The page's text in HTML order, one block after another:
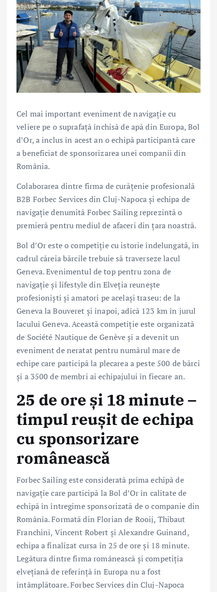
Cel mai important eveniment de navigație cu
veliere pe o suprafață închisă de apă din Europa, Bol
d’Or, a inclus în acest an o echipă participantă care
a beneficiat de sponsorizarea unei companii din
România.
Colaborarea dintre firma de curățenie profesională
B2B Forbec Services din Cluj-Napoca și echipa de
navigație denumită Forbec Sailing reprezintă o
premieră pentru mediul de afaceri din țara noastră.
Bol d’Or este o competiție cu istorie îndelungată, în
cadrul căreia bărcile trebuie să traverseze lacul
Geneva. Evenimentul de top pentru zona de
navigație și lifestyle din Elveția reunește
profesioniști și amatori pe același traseu: de la
Geneva la Bouveret și înapoi, adică 123 km în jurul
lacului Geneva. Această competiție este organizată
de Société Nautique de Genève și a devenit un
eveniment de neratat pentru numărul mare de
echipe care participă la plecarea a peste 500 de bărci
și a 3500 de membri ai echipajului în fiecare an.
25 de ore și 18 minute –
timpul reușit de echipa
cu sponsorizare
românească
Forbec Sailing este considerată prima echipă de
navigație care participă la Bol d’Or în calitate de
echipă în întregime sponsorizată de o companie din
România. Formată din Florian de Rooij, Thibaut
Franchini, Vincent Robert și Alexandre Guinand,
echipa a finalizat cursa în 25 de ore și 18 minute.
Legătura dintre firma românească și competiția
elvețiană de referință în Europa nu a fost
întâmplătoare. Forbec Services din Cluj-Napoca